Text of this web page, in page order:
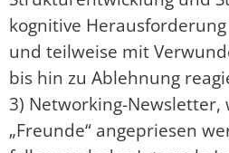
kognitive
und teilweise mit
bis hin zu Ablehnung
3) Networking-Newsletter,
„Freunde“ angepriesen